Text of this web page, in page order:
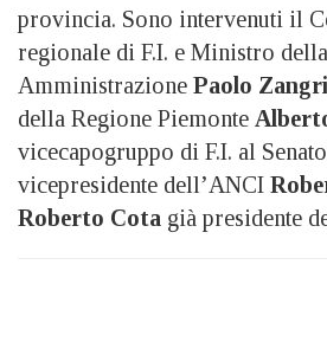
provincia. Sono intervenuti il
regionale di F.I. e Ministro
Amministrazione Paolo
della Regione Piemonte
vicecapogruppo di F.I. al Senato
vicepresidente dell’ANCI
Roberto Cota già presidente